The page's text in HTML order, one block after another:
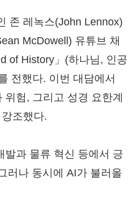
존 레녹스(John Lennox)
McDowell) 유튜브 채
of History」(하나님, 인공
전했다. 이번 대담에서
험, 그리고 성경 요한계
조했다.
발과 물류 혁신 등에서 긍
러나 동시에 AI가 불러올